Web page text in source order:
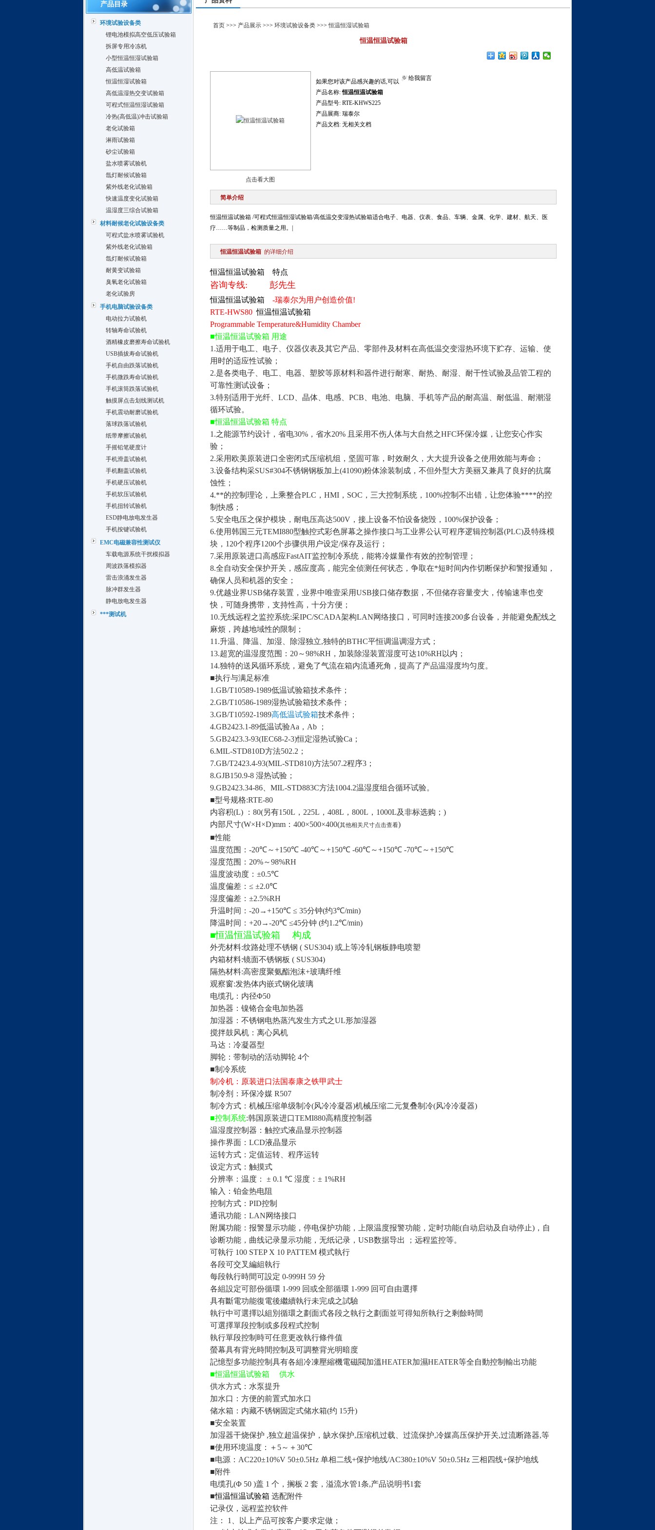
首页>>> 产品展示>>> 环境试验设备类>>>恒温恒湿试验箱
恒温恒温试验箱
点击看大图
如果您对该产品感兴趣的话,可以 给我留言
产品名称:恒温恒温试验箱
产品型号: RTE-KHWS225
产品展商: 瑞泰尔
产品文档: 无相关文档
简单介绍
恒温恒温试验箱 /可程式恒温恒湿试验箱/高低温交变湿热试验箱适合电子、电器、仪表、食品、车辆、金属、化学、建材、航天、医
疗……等制品，检测质量之用。|
恒温恒温试验箱 的详细介绍
恒温恒温试验箱 特点
咨询专线: 彭先生
恒温恒温试验箱 -瑞泰尔为用户创造价值!
RTE-HWS80 恒温恒温试验箱
Programmable Temperature&Humidity Chamber
■恒温恒温试验箱 用途
1.适用于电工、电子、仪器仪表及其它产品、零部件及材料在高低温交变湿热环境下贮存、运输、使
用时的适应性试验；
2.是各类电子、电工、电器、塑胶等原材料和器件进行耐寒、耐热、耐湿、耐干性试验及品管工程的
可靠性测试设备；
3.特别适用于光纤、 LCD 、晶体、电感、 PCB 、电池、电脑、手机等产品的耐高温、耐低温、耐潮湿
循环试验。
■恒温恒温试验箱 特点
1.之能源节约设计，省电30%，省水20% 且采用不伤人体与大自然之HFC环保冷媒，让您安心作实
验；
2.采用欧美原装进口全密闭式压缩机组，坚固可靠，时效耐久，大大提升设备之使用效能与寿命；
3.设备结构采SUS#304不锈钢钢板加上(41090)粉体涂装制成，不但外型大方美丽又兼具了良好的抗腐
蚀性；
4.**的控制理论，上乘整合PLC ， HMI， SOC ，三大控制系统， 100%控制不出错，让您体验****的控
制快感；
5.安全电压之保护模块，耐电压高达500V，接上设备不怕设备烧毁， 100%保护设备；
6.使用韩国三元TEMI880型触控式彩色屏幕之操作接口与工业界公认可程序逻辑控制器(PLC)及特殊模
块， 120个程序1200个步骤供用户设定/保存及运行；
7.采用原装进口高感应FastAIT监控制冷系统，能将冷媒量作有效的控制管理；
8.全自动安全保护开关，感应度高，能完全侦测任何状态，争取在*短时间内作切断保护和警报通知，
确保人员和机器的安全；
9.优越业界USB储存装置，业界中唯壹采用USB接口储存数据，不但储存容量变大，传输速率也变
快，可随身携带，支持性高，十分方便；
10.无线远程之监控系统:采IPC/SCADA架构LAN网络接口，可同时连接200多台设备，并能避免配线之
麻烦，跨越地域性的限制；
11.升温、降温、加湿、除湿独立,独特的BTHC平恒调温调湿方式；
13.超宽的温湿度范围： 20～98%RH ，加装除湿装置湿度可达10%RH 以内；
14.独特的送风循环系统，避免了气流在箱内流通死角，提高了产品温湿度均匀度。
■执行与满足标准
1.GB/T10589-1989低温试验箱技术条件；
2.GB/T10586-1989湿热试验箱技术条件；
3.GB/T10592-1989高低温试验箱技术条件；
4.GB2423.1-89低温试验Aa ， Ab
；
5.GB2423.3-93(IEC68-2-3)恒定湿热试验Ca ；
6.MIL-STD810D方法502.2 ；
7.GB/T2423.4-93(MIL-STD810)方法507.2程序3；
8.GJB150.9-8 湿热试验；
9.GB2423.34-86、 MIL-STD883C方法1004.2温湿度组合循环试验。
■型号规格:RTE-80
内容积(L) ： 80(另有150L ， 225L ， 408L ， 800L ， 1000L及非标选购； )
内部尺寸(W×H×D)mm： 400×500×400(其他相关尺寸点击查看)
■性能
温度范围： -20℃～+150℃-40℃～+150℃-60℃～+150℃-70℃～+150℃
湿度范围： 20%～98%RH
温度波动度： ±0.5℃
温度偏差： ≤ ±2.0℃
湿度偏差： ±2.5%RH
升温时间： -20→+150℃≤ 35分钟(约3℃/min)
降温时间： +20→-20℃≤45分钟 (约1.2℃/min)
■恒温恒温试验箱 构成
外壳材料:纹路处理不锈钢 ( SUS304) 或上等冷轧钢板静电喷塑
内箱材料:镜面不锈钢板 ( SUS304)
隔热材料:高密度聚氨酯泡沫+玻璃纤维
观察窗:发热体内嵌式钢化玻璃
电缆孔：内径Φ50
加热器：镍铬合金电加热器
加湿器：不锈钢电热蒸汽发生方式之UL形加湿器
搅拌鼓风机：离心风机
马达：冷凝器型
脚轮：带制动的活动脚轮4个
■制冷系统
制冷机：原装进口法国泰康之铁甲武士
制冷剂：环保冷媒R507
制冷方式：机械压缩单级制冷(风冷冷凝器)机械压缩二元复叠制冷(风冷冷凝器)
■控制系统:韩国原装进口TEMI880高精度控制器
温湿度控制器：触控式液晶显示控制器
操作界面： LCD液晶显示
运转方式：定值运转、程序运转
设定方式：触摸式
分辨率：温度：
± 0.1 ℃ 湿度： ± 1%RH
输入：铂金热电阻
控制方式： PID控制
通讯功能： LAN网络接口
附属功能：报警显示功能，停电保护功能，上限温度报警功能，定时功能(自动启动及自动停止)，自
诊断功能，曲线记录显示功能，无纸记录， USB数据导出
；远程监控等。
可執行100 STEP X 10 PATTEM 模式執行
各段可交叉編組執行
每段執行時間可設定 0-999H 59 分
各組設定可部份循環 1-999 回或全部循環 1-999 回可自由選擇
具有斷電功能復電後繼續執行未完成之試驗
執行中可選擇以組別循環之劃面式各段之執行之劃面並可得知所執行之剩餘時間
可選擇單段控制或多段程式控制
執行單段控制時可任意更改執行條件值
螢幕具有背光時間控制及可調整背光明暗度
記憶型多功能控制具有各組冷凍壓縮機電磁閥加溫HEATER加濕HEATER等全自動控制輸出功能
■恒温恒温试验箱
供水
供水方式：水泵提升
加水口：方便的前置式加水口
储水箱：内藏不锈钢固定式储水箱(约 15升)
■安全装置
加湿器干烧保护 ,独立超温保护，缺水保护,压缩机过载、过流保护,冷媒高压保护开关,过流断路器,等
■使用环境温度：＋ 5～＋30℃
■电源： AC220±10%V 50±0.5Hz 单相二线+保护地线/AC380±10%V 50±0.5Hz 三相四线+保护地线
■附件
电缆孔(Φ 50 )盖 1 个，搁板 2 套，溢流水管1条,产品说明书1套
■恒温恒温试验箱 选配附件
记录仪，远程监控软件
注：
1
、以上产品可按客户要求定做；
产品目录
环境试验设备类
锂电池模拟高空低压试验箱
拆屏专用冷冻机
小型恒温恒湿试验箱
高低温试验箱
恒温恒湿试验箱
高低温湿热交变试验箱
可程式恒温恒湿试验箱
冷热(高低温)冲击试验箱
老化试验箱
淋雨试验箱
砂尘试验箱
盐水喷雾试验机
氙灯耐候试验箱
紫外线老化试验箱
快速温度变化试验箱
温湿度三综合试验箱
材料耐候老化试验设备类
可程式盐水喷雾试验机
紫外线老化试验箱
氙灯耐候试验箱
耐黄变试验箱
臭氧老化试验箱
老化试验房
手机电脑试验设备类
电动拉力试验机
转轴寿命试验机
酒精橡皮磨擦寿命试验机
USB插拔寿命试验机
手机自由跌落试验机
手机微跌寿命试验机
手机滚筒跌落试验机
触摸屏点击划线测试机
手机震动耐磨试验机
落球跌落试验机
纸带摩擦试验机
手摇铅笔硬度计
手机滑盖试验机
手机翻盖试验机
手机硬压试验机
手机软压试验机
手机扭转试验机
ESD静电放电发生器
手机按键试验机
EMC电磁兼容性测试仪
车载电源系统干扰模拟器
周波跌落模拟器
雷击浪涌发生器
脉冲群发生器
静电放电发生器
***测试机